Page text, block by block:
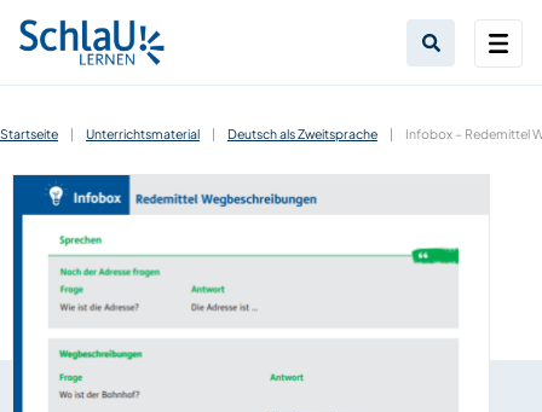
Startseite | Unterrichtsmaterial | Deutsch als Zweitsprache | Infobox – Redemittel